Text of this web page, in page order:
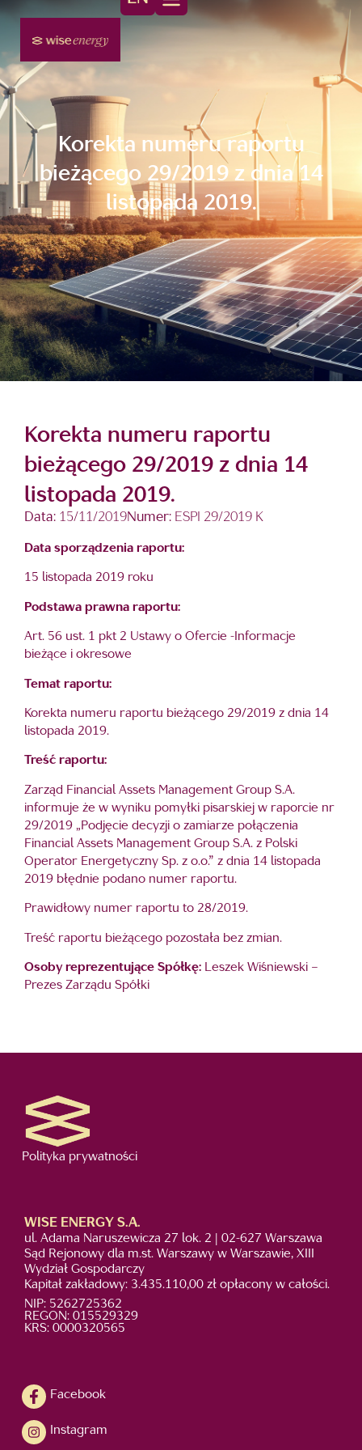
Korekta numeru raportu
bieżącego 29/2019 z dnia 14
listopada 2019.
Korekta numeru raportu
bieżącego 29/2019 z dnia 14
listopada 2019.
Data: 15/11/2019Numer: ESPI 29/2019 K
Data sporządzenia raportu:
15 listopada 2019 roku
Podstawa prawna raportu:
Art. 56 ust. 1 pkt 2 Ustawy o Ofercie -Informacje
bieżące i okresowe
Temat raportu:
Korekta numeru raportu bieżącego 29/2019 z dnia 14
listopada 2019.
Treść raportu:
Zarząd Financial Assets Management Group S.A.
informuje że w wyniku pomyłki pisarskiej w raporcie nr
29/2019 „Podjęcie decyzji o zamiarze połączenia
Financial Assets Management Group S.A. z Polski
Operator Energetyczny Sp. z o.o.” z dnia 14 listopada
2019 błędnie podano numer raportu.
Prawidłowy numer raportu to 28/2019.
Treść raportu bieżącego pozostała bez zmian.
Osoby reprezentujące Spółkę: Leszek Wiśniewski –
Prezes Zarządu Spółki
Polityka prywatności
WISE ENERGY S.A.
ul. Adama Naruszewicza 27 lok. 2 | 02-627 Warszawa
Sąd Rejonowy dla m.st. Warszawy w Warszawie, XIII
Wydział Gospodarczy
Kapitał zakładowy: 3.435.110,00 zł opłacony w całości.
NIP: 5262725362
REGON: 015529329
KRS: 0000320565
Facebook
Instagram